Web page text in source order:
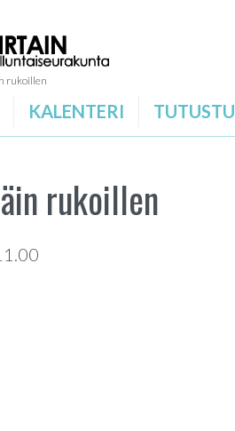
rukoillen
KALENTERI TUTUSTU
rukoillen